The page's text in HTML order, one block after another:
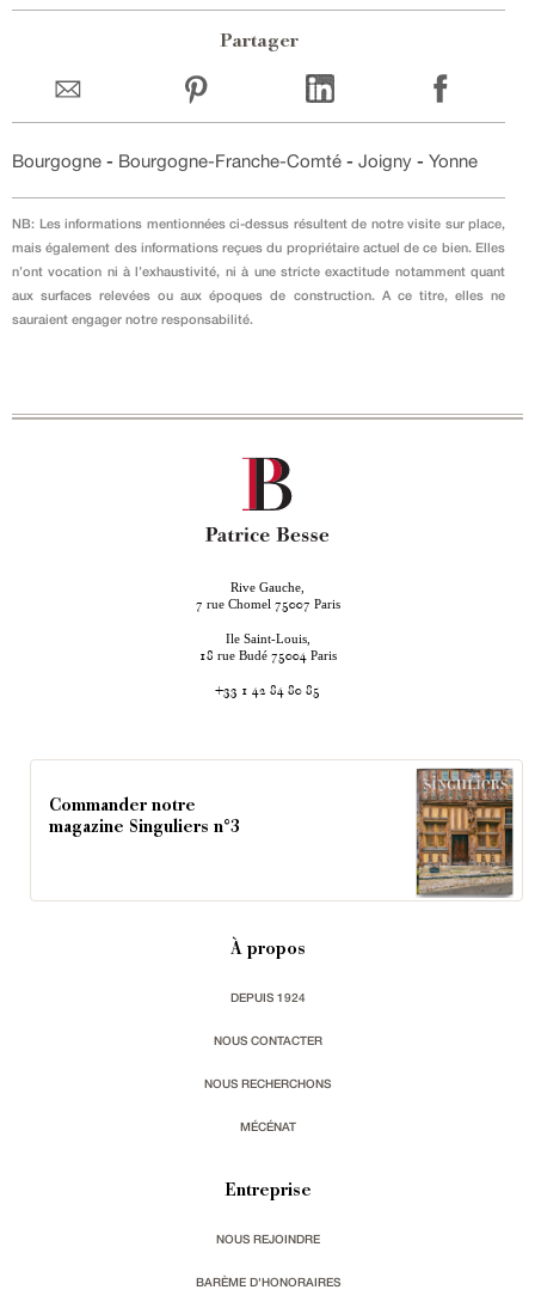
Partager
Bourgogne - Bourgogne-Franche-Comté - Joigny - Yonne
NB: Les informations mentionnées ci-dessus résultent de notre visite sur place,
mais également des informations reçues du propriétaire actuel de ce bien. Elles
n’ont vocation ni à l’exhaustivité, ni à une stricte exactitude notamment quant
aux surfaces relevées ou aux époques de construction. A ce titre, elles ne
sauraient engager notre responsabilité.
Rive Gauche,
7 rue Chomel 75007 Paris
Ile Saint-Louis,
18 rue Budé 75004 Paris
+33 1 42 84 80 85
Commander notre
magazine Singuliers n°3
À propos
DEPUIS 1924
NOUS CONTACTER
NOUS RECHERCHONS
MÉCÉNAT
Entreprise
NOUS REJOINDRE
BARÈME D'HONORAIRES